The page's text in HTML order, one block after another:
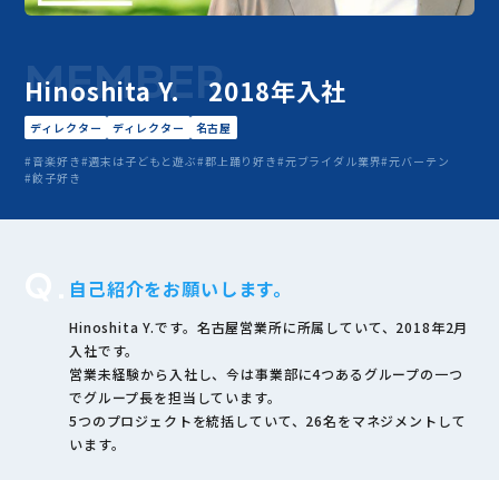
MEMBER
Hinoshita Y. 2018年入社
ディレクター ディレクター
名古屋
#音楽好き#週末は子どもと遊ぶ#郡上踊り好き#元ブライダル業界#元バーテン
#餃子好き
自己紹介をお願いします。
Hinoshita Y.です。名古屋営業所に所属していて、2018年2月
入社です。
営業未経験から入社し、今は事業部に4つあるグループの一つ
でグループ長を担当しています。
5つのプロジェクトを統括していて、26名をマネジメントして
います。